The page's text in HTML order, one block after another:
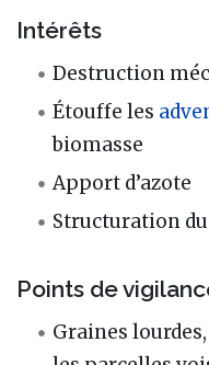
Intérêts
Destruction
Étouffe les
biomasse
Apport d’azote
Structuration
Points de
Graines